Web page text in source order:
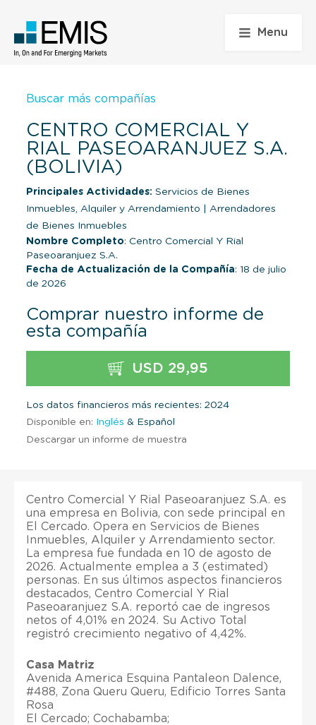
Menu
Buscar más compañías
CENTRO COMERCIAL Y
RIAL PASEOARANJUEZ S.A.
(BOLIVIA)
Principales Actividades: Servicios de Bienes
Inmuebles, Alquiler y Arrendamiento
Arrendadores
de Bienes Inmuebles
Nombre Completo: Centro Comercial Y Rial
Paseoaranjuez S.A.
Fecha de Actualización de la Compañía: 18 de julio
de 2026
Comprar nuestro informe de
esta compañía
USD 29,95
Los datos financieros más recientes: 2024
Disponible en: Inglés & Español
Descargar un informe de muestra
Centro Comercial Y Rial Paseoaranjuez S.A. es
una empresa en Bolivia, con sede principal en
El Cercado. Opera en Servicios de Bienes
Inmuebles, Alquiler y Arrendamiento sector.
La empresa fue fundada en 10 de agosto de
2026. Actualmente emplea a 3 (estimated)
personas. En sus últimos aspectos financieros
destacados, Centro Comercial Y Rial
Paseoaranjuez S.A. reportó cae de ingresos
netos of 4,01% en 2024. Su Activo Total
registró crecimiento negativo of 4,42%.
Casa Matriz
Avenida America Esquina Pantaleon Dalence,
#488, Zona Queru Queru, Edificio Torres Santa
Rosa
El Cercado; Cochabamba;